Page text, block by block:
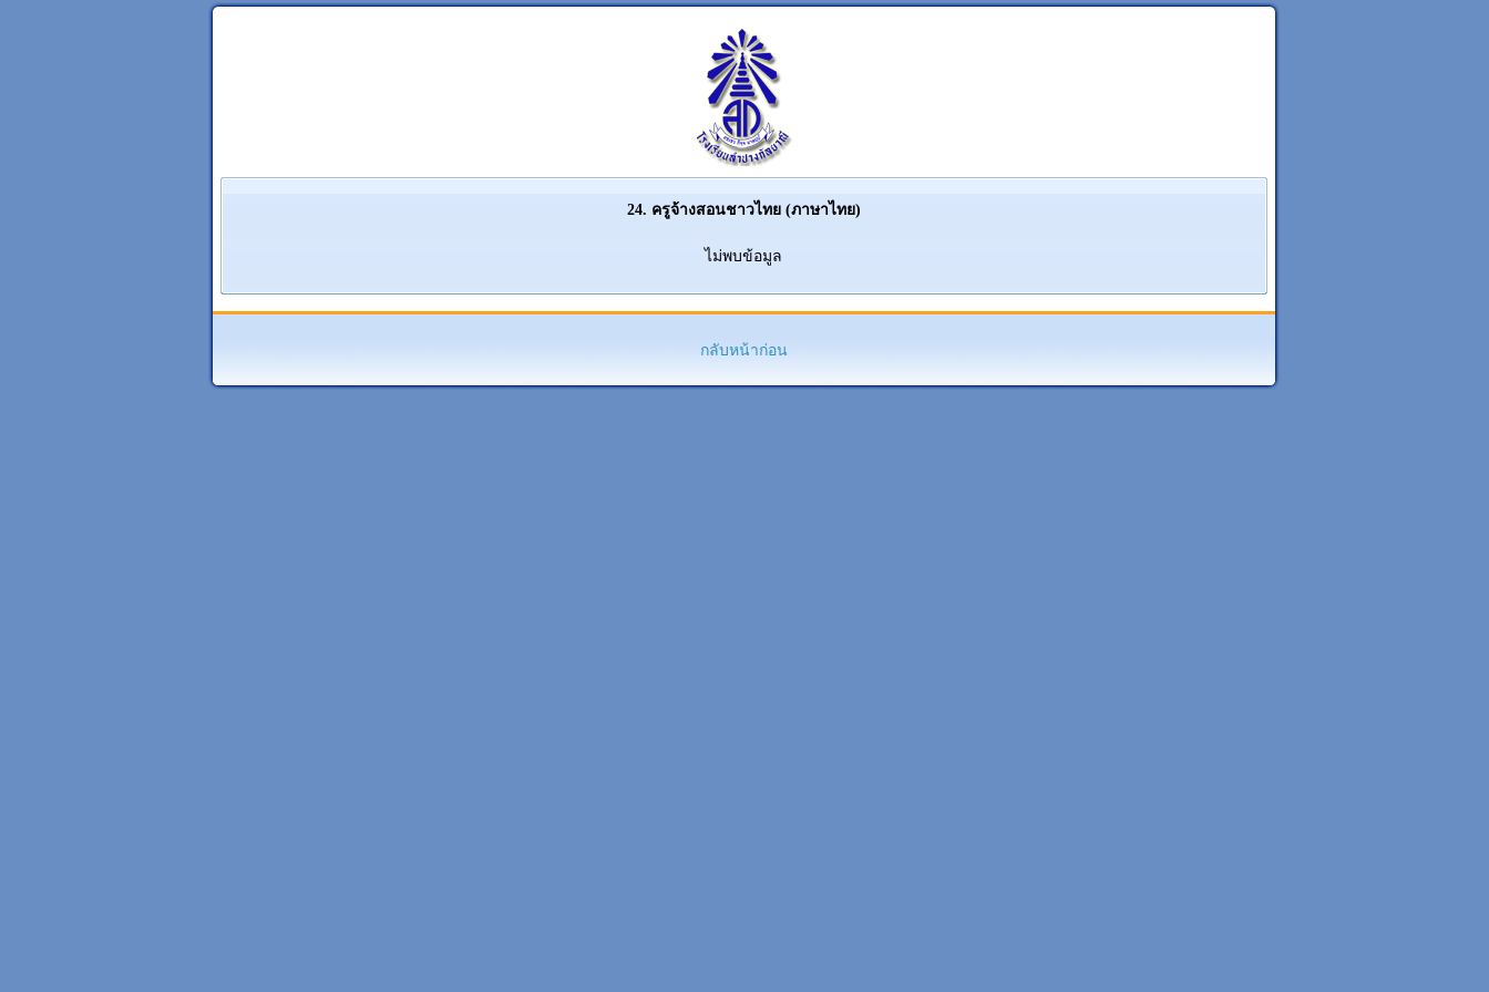
24. ครูจ้างสอนชาวไทย (ภาษาไทย)
ไม่พบข้อมูล
กลับหน้าก่อน